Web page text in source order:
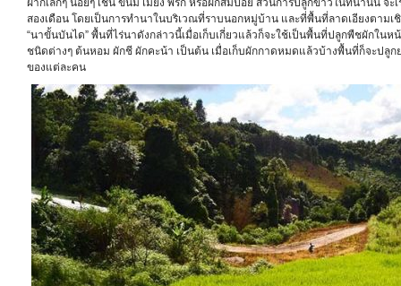
ฝากเล็กๆ น้อยๆ เช่น ขนม เมี่ยง พริก หรือฝักส้มป่อย ส่วนการปลูกข้าวในที่นานั้น จะ
สองเดือน โดยเป็นการทำนาในบริเวณที่ราบนอกหมู่บ้าน และที่พื้นที่ลาดเอียงตามเ
“นาขั้นบันได” พื้นที่ไร่นาดังกล่าวนี้เมื่อเก็บเกี่ยวแล้วก็จะใช้เป็นพื้นที่ปลูกพืชผักใน
ชนิดต่างๆ ต้นหอม ผักชี ผักคะน้า เป็นต้น เมื่อเก็บผักกาดหมดแล้วบ้างพื้นที่ก็จะปลูก
ของแต่ละคน